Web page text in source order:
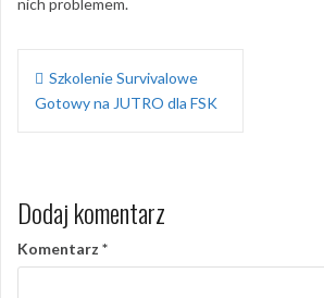
nich problemem.
Nawigacja
wpisu
Szkolenie Survivalowe
Gotowy na JUTRO dla FSK
Dodaj komentarz
Komentarz *